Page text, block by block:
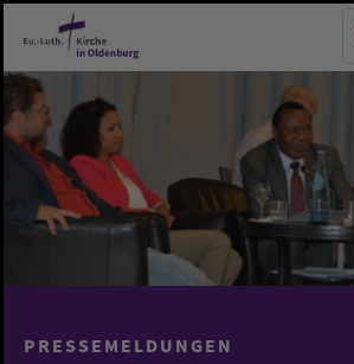
Zum Hauptinhalt springen
PRESSEMELDUNGEN